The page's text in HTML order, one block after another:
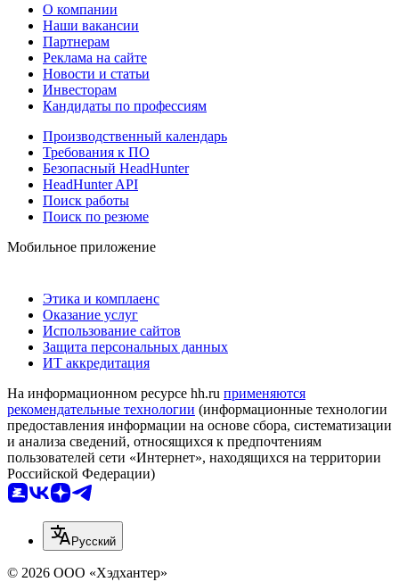
О компании
Наши вакансии
Партнерам
Реклама на сайте
Новости и статьи
Инвесторам
Кандидаты по профессиям
Производственный календарь
Требования к ПО
Безопасный HeadHunter
HeadHunter API
Поиск работы
Поиск по резюме
Мобильное приложение
Этика и комплаенс
Оказание услуг
Использование сайтов
Защита персональных данных
ИТ аккредитация
На информационном ресурсе hh.ru применяются
рекомендательные технологии (информационные технологии
предоставления информации на основе сбора, систематизации
и анализа сведений, относящихся к предпочтениям
пользователей сети «Интернет», находящихся на территории
Российской Федерации)
Русский
© 2026 ООО «Хэдхантер»